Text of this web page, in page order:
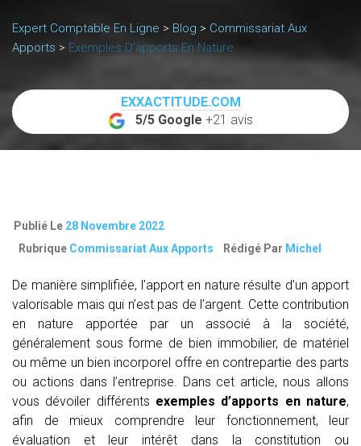
Expert Comptable En Ligne > Blog > Commissariat Aux
Apports > Exemples D’apports En Nature
EXXACTITUDE.COM
5/5 Google +21 avis
Publié Le 28 Novembre 2022
Rubrique Commissariat Aux Apports Rédigé Par Michel
De manière simplifiée, l’apport en nature résulte d’un apport
valorisable mais qui n’est pas de l’argent. Cette contribution
en nature apportée par un associé à la société,
généralement sous forme de bien immobilier, de matériel
ou même un bien incorporel offre en contrepartie des parts
ou actions dans l’entreprise. Dans cet article, nous allons
vous dévoiler différents exemples d’apports en nature,
afin de mieux comprendre leur fonctionnement, leur
évaluation et leur intérêt dans la constitution ou